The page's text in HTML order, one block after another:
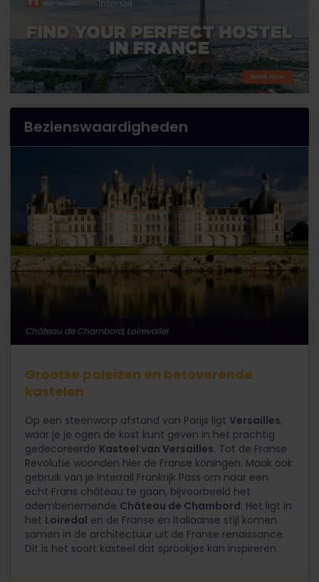
Bezienswaardigheden
Château de Chambord, Loirevallei
Grootse paleizen en betoverende
kastelen
Op een steenworp afstand van Parijs ligt Versailles,
waar je je ogen de kost kunt geven in het prachtig
gedecoreerde Kasteel van Versailles. Tot de Franse
Revolutie woonden hier de Franse koningen. Maak ook
gebruik van je Interrail Frankrijk Pass om naar een
echt Frans château te gaan, bijvoorbeeld het
adembenemende Château de Chambord. Het ligt in
het Loiredal en de Franse en Italiaanse stijl komen
samen in de architectuur uit de Franse renaissance.
Dit is het soort kasteel dat sprookjes kan inspireren.